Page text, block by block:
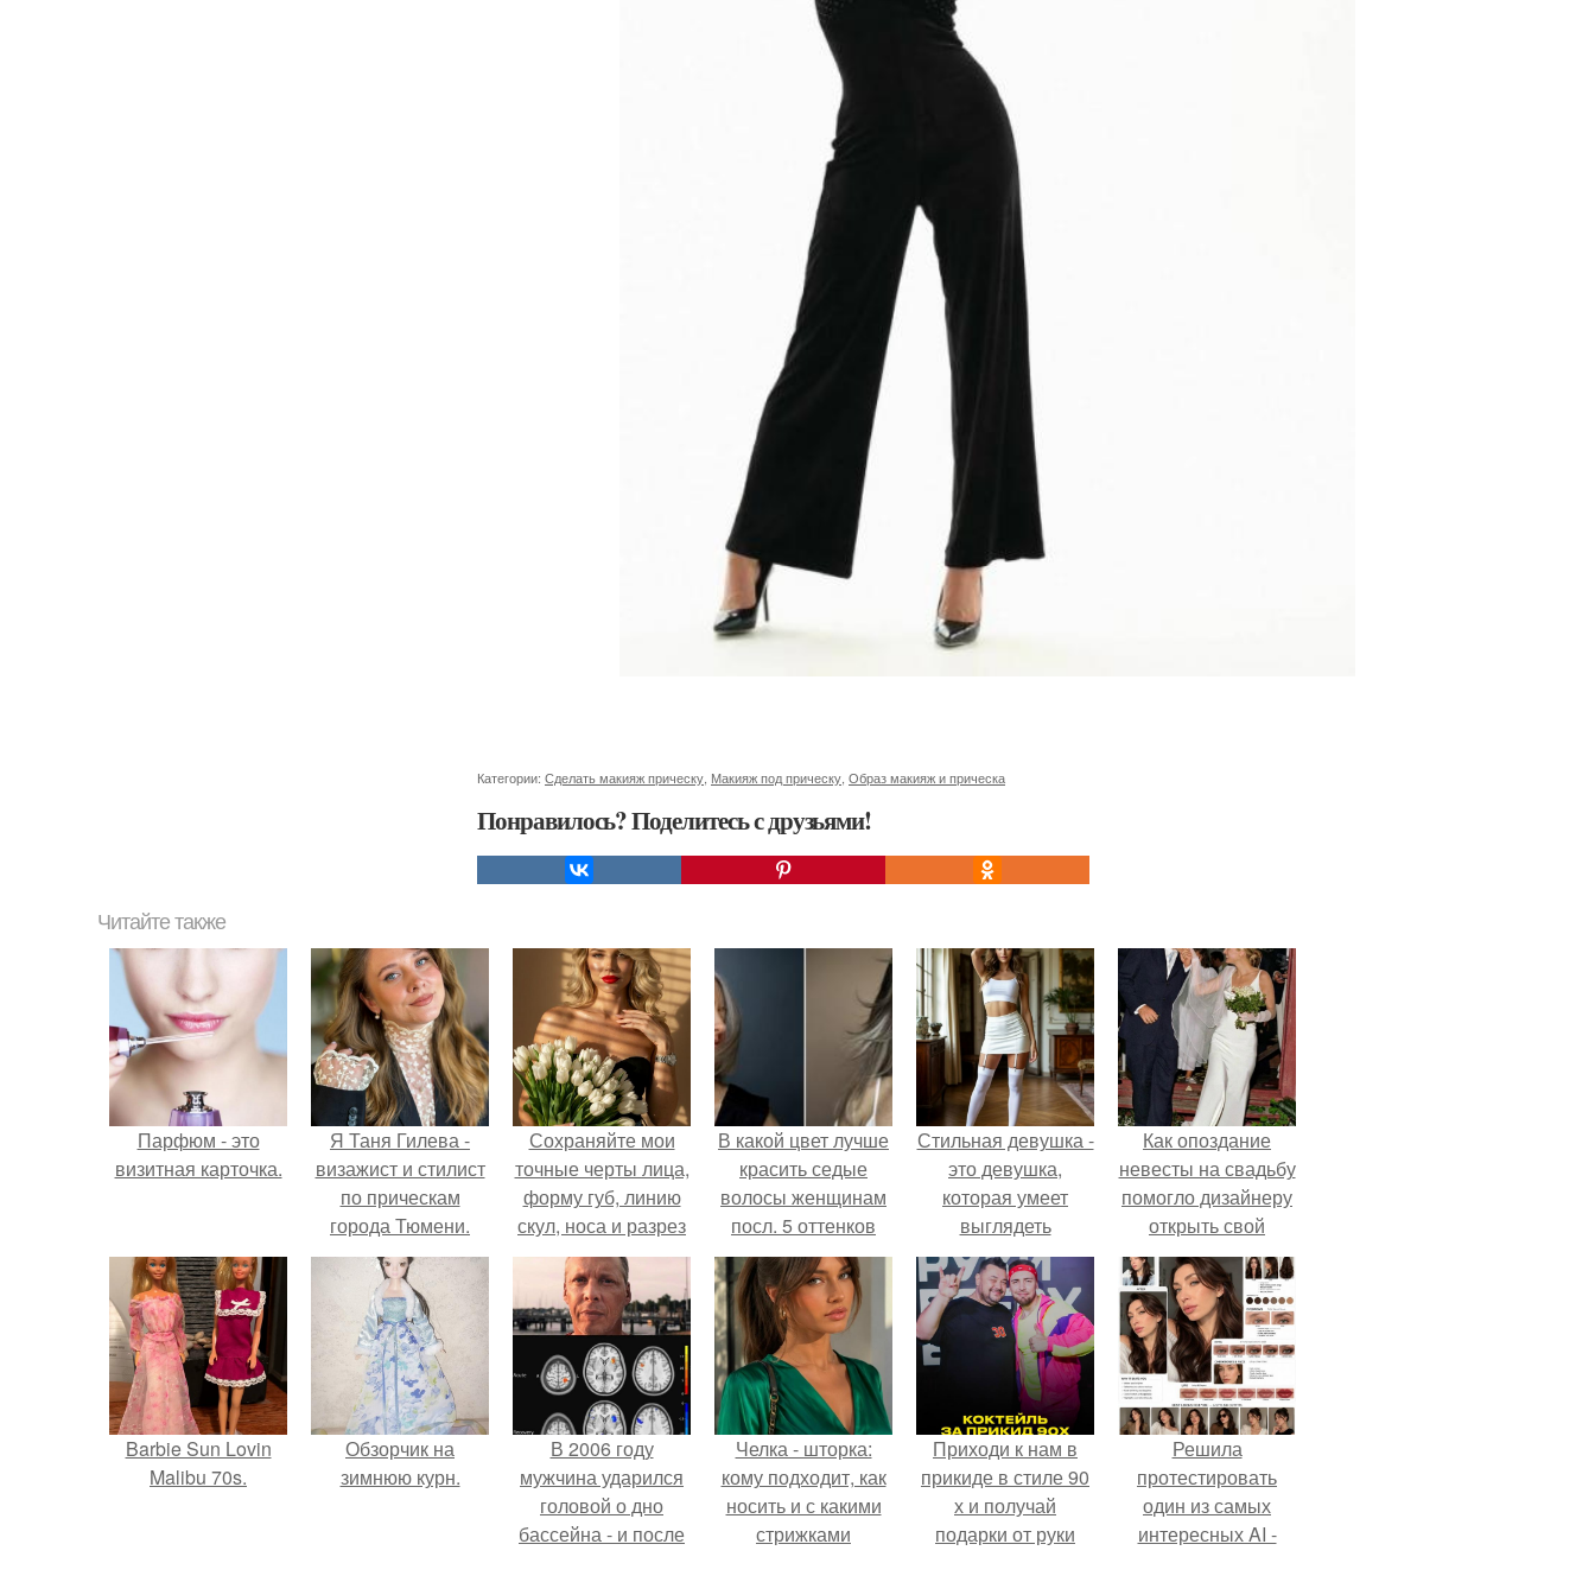
Категории: Сделать макияж прическу Макияж под прическу Образ макияж и прическа
Понравилось? Поделитесь с друзьями!
Читайте также
Парфюм - это
визитная карточка.
Я Таня Гилева -
визажист и стилист
по прическам
города Тюмени.
Сохраняйте мои
точные черты лица,
форму губ, линию
скул, носа и разрез
глаз.
В какой цвет лучше
красить седые
волосы женщинам
посл. 5 оттенков
волос для
закрашивания
седины, которые
молодят
Стильная девушка -
это девушка,
которая умеет
выглядеть
привлекательно и
элегантно в любои
ситуации.
Как опоздание
невесты на свадьбу
помогло дизайнеру
открыть свой
бренд.
Barbie Sun Lovin
Malibu 70s.
Обзорчик на
зимнюю курн.
В 2006 году
мужчина ударился
головой о дно
бассейна - и после
Челка - шторка:
кому подходит, как
носить и с какими
стрижками
Приходи к нам в
прикиде в стиле 90
х и получай
подарки от руки
Решила
протестировать
один из самых
интересных AI -